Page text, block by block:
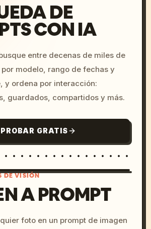
DE
CON IA
entre decenas de miles de
modelo, rango de fechas y
y ordena por interacción:
guardados, compartidos y más.
PROBAR GRATIS
c, cyberpunk sunset, neon
DE VISIÓN
A PROMPT
foto en un prompt de imagen